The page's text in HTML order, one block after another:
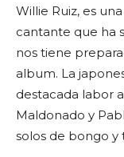
Willie Ruiz, es
cantante que ha
nos tiene
album. La
destacada labor
Maldonado y
solos de bongo